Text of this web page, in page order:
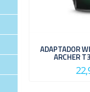
ADAPTADOR
ARCHER